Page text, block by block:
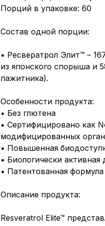
Порций в упаковке: 60
Состав одной порции:
• Ресвератрол Элит™ –
из японского спорыша и
пажитника).
Особенности продукта:
• Без глютена
• Сертифицировано как
модифицированных
• Повышенная
• Биологически активная
• Патентованная формула
Описание продукта:
Resveratrol Elite™